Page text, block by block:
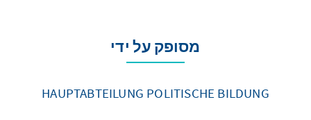
מסופק על ידי
HAUPTABTEILUNG POLITISCHE BILDUNG